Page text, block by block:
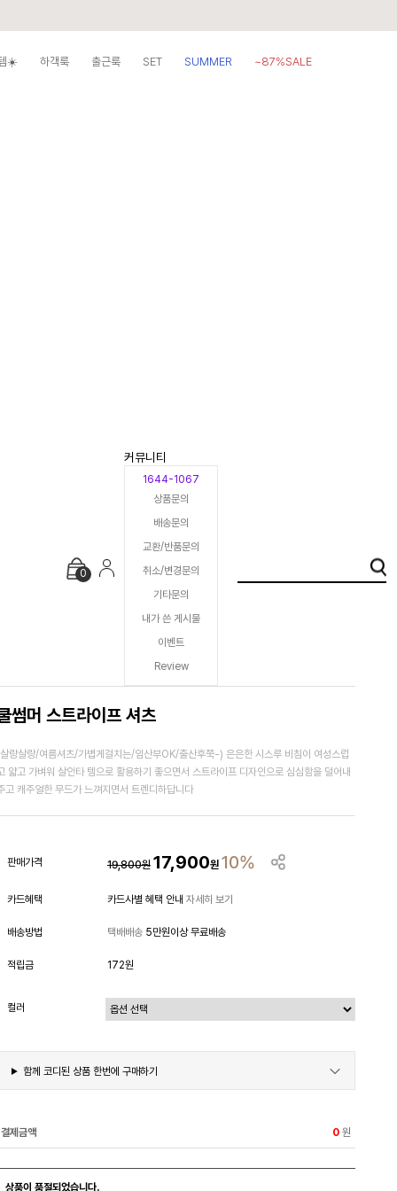
☀️ 하객룩 출근룩 SET SUMMER ~87%SALE
0
커뮤니티
1644-1067
상품문의
배송문의
교환/반품문의
취소/변경문의
기타문의
내가 쓴 게시물
이벤트
Review
썸머 스트라이프 셔츠
랑살랑/여름셔츠/가볍게걸치는/임산부OK/출산후쭉-) 은은한 시스루 비침이 여성스럽
얇고 가벼워 살안타 템으로 활용하기 좋으면서 스트라이프 디자인으로 심심함을 덜어내
고 캐주얼한 무드가 느껴지면서 트렌디하답니다
판매가격 19,800원 17,900원 10%
카드혜택 카드사별 혜택 안내 자세히 보기
배송방법 택배배송 5만원이상 무료배송
적립금 172원
컬러
함께 코디된 상품 한번에 구매하기
결제금액 0 원
상품이 품절되었습니다.